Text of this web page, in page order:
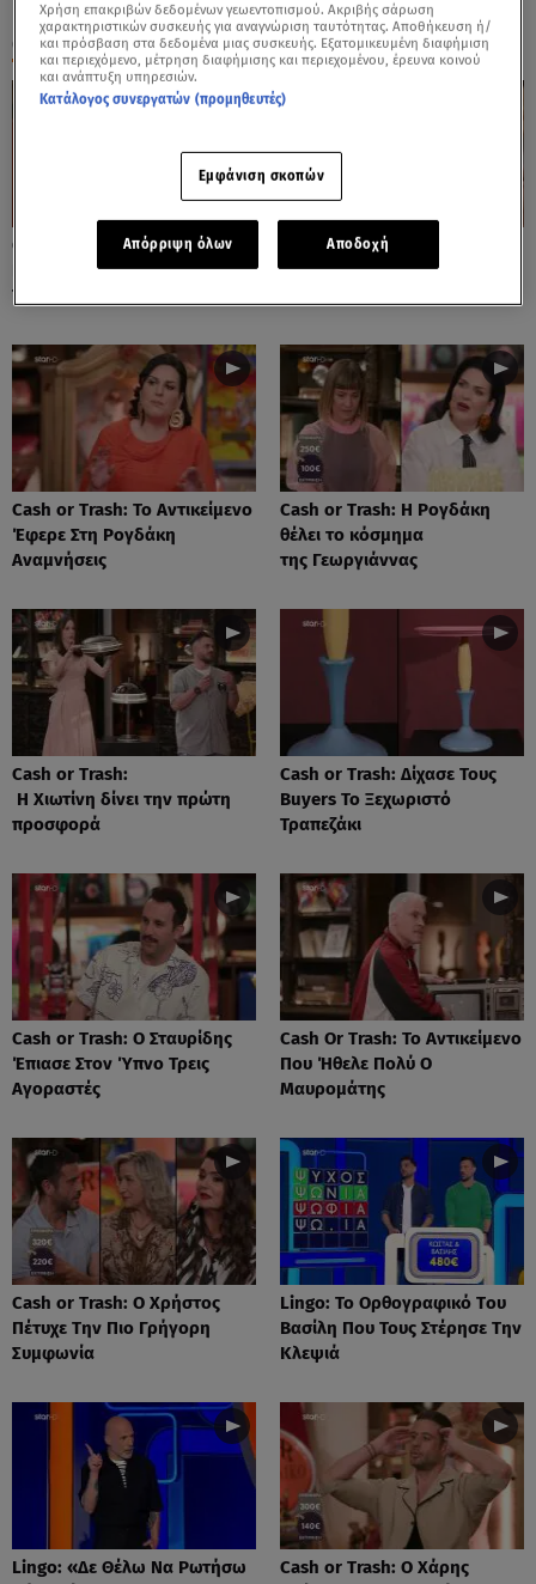
ΟΛΑ ΤΑ ΒΙΝΤΕΟ
Cash or Trash: Η Μάρω
Κοντού Δημοπράτησε Πίνακά
Της!
Cash or Trash: Το Αντικείμενο
Που Ενθουσίασε Τη Χιωτίνη
Cash or Trash: Το Αντικείμενο
Έφερε Στη Ρογδάκη
Αναμνήσεις
Cash or Trash: Η Ρογδάκη
θέλει το κόσμημα
της Γεωργιάννας
Cash or Trash:
Η Χιωτίνη δίνει την πρώτη
προσφορά
Cash or Trash: Δίχασε Τους
Buyers Το Ξεχωριστό
Τραπεζάκι
Cash or Trash: Ο Σταυρίδης
Έπιασε Στον Ύπνο Τρεις
Αγοραστές
Cash Or Trash: Το Αντικείμενο
Που Ήθελε Πολύ Ο
Μαυρομάτης
Cash or Trash: Ο Χρήστος
Πέτυχε Την Πιο Γρήγορη
Συμφωνία
Lingo: Το Oρθογραφικό Tου
Βασίλη Που Τους Στέρησε Την
Κλεψιά
Lingo: «Δε Θέλω Να Ρωτήσω
Cash or Trash: Ο Χάρης
Χρήση επακριβών δεδομένων γεωεντοπισμού. Ακριβής σάρωση
χαρακτηριστικών συσκευής για αναγνώριση ταυτότητας. Αποθήκευση ή/
και πρόσβαση στα δεδομένα μιας συσκευής. Εξατομικευμένη διαφήμιση
και περιεχόμενο, μέτρηση διαφήμισης και περιεχομένου, έρευνα κοινού
και ανάπτυξη υπηρεσιών.
Κατάλογος συνεργατών (προμηθευτές)
Εμφάνιση σκοπών
Απόρριψη όλων Αποδοχή